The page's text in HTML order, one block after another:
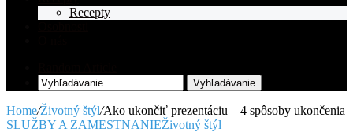
Recepty
Vyhľadávanie
Home/Životný štýl/Ako ukončiť prezentáciu – 4 spôsoby ukončenia
SLUŽBY A ZAMESTNANIEŽivotný štýl